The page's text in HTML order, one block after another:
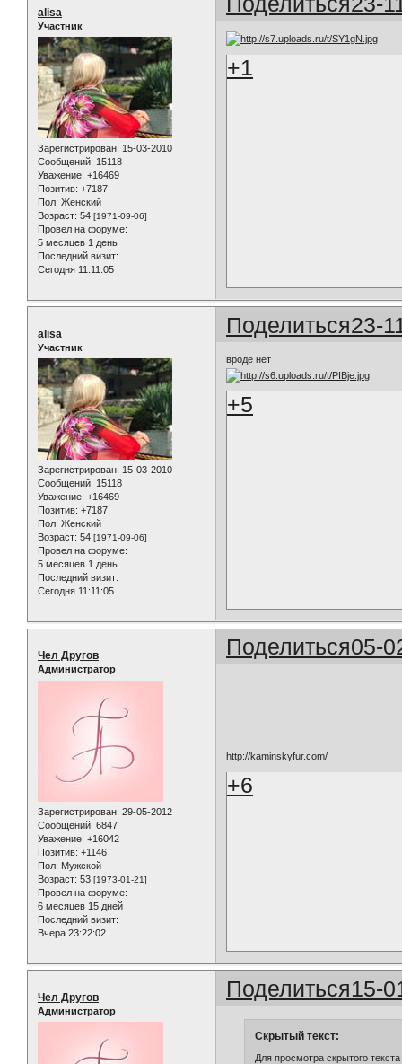
alisa
Участник
Зарегистрирован: 15-03-2010
Сообщений: 15118
Уважение: +16469
Позитив: +7187
Пол: Женский
Возраст: 54 [1971-09-06]
Провел на форуме:
5 месяцев 1 день
Последний визит:
Сегодня 11:11:05
+1
Поделиться23-
alisa
Участник
Зарегистрирован: 15-03-2010
Сообщений: 15118
Уважение: +16469
Позитив: +7187
Пол: Женский
Возраст: 54 [1971-09-06]
Провел на форуме:
5 месяцев 1 день
Последний визит:
Сегодня 11:11:05
вроде нет
+5
Поделиться05-
Чел Другов
Администратор
Зарегистрирован: 29-05-2012
Сообщений: 6847
Уважение: +16042
Позитив: +1146
Пол: Мужской
Возраст: 53 [1973-01-21]
Провел на форуме:
6 месяцев 15 дней
Последний визит:
Вчера 23:22:02
http://kaminskyfur.com/
+6
Поделиться15-
Чел Другов
Администратор
Скрытый текст:
Для просмотра скрытого